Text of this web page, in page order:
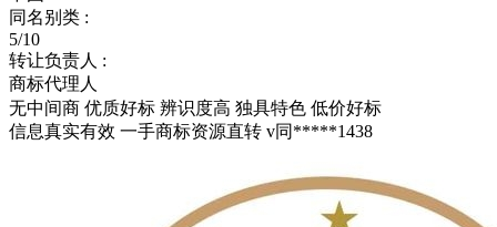
同名别类 :
5/10
转让负责人 :
商标代理人
无中间商 优质好标 辨识度高 独具特色 低价好标
信息真实有效 一手商标资源直转 v同*****1438